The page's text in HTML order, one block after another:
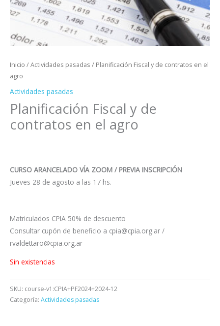
Inicio /Actividades pasadas / Planificación Fiscal y de contratos en el
agro
Actividades pasadas
Planificación Fiscal y de
contratos en el agro
CURSO ARANCELADO VÍA ZOOM / PREVIA INSCRIPCIÓN
Jueves 28 de agosto a las 17 hs.
Matriculados CPIA 50% de descuento
Consultar cupón de beneficio a cpia@cpia.org.ar /
rvaldettaro@cpia.org.ar
Sin existencias
SKU: course-v1:CPIA+PF2024+2024-12
Categoría: Actividades pasadas